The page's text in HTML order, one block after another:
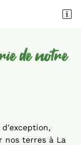

de notre
nos terres à La